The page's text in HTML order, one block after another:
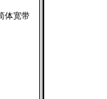
体宽带